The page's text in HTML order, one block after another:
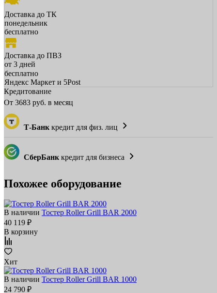
Доставка до ТК
понедельник
бесплатно
Доставка до ПВЗ
от 3 дней
бесплатно
Яндекс Маркет и 5Post
Кредитование
От 3683 руб. в месяц
Т-Банк кредит для физ. лиц
СберБанк кредит для бизнеса
Похожее оборудование
В наличии Тостер Roller Grill BAR 2000
40 119 ₽
В корзину
Хит
В наличии Тостер Roller Grill BAR 1000
24 790 ₽